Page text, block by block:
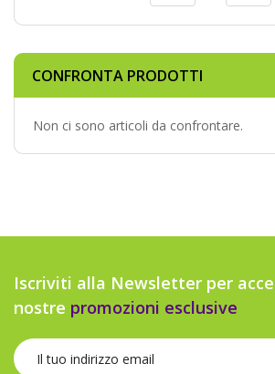
CONFRONTA PRODOTTI
Non ci sono articoli da confrontare.
Iscriviti alla Newsletter per
nostre promozioni esclusive